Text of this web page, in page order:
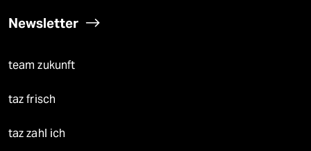
Newsletter
team zukunft
taz frisch
taz zahl ich